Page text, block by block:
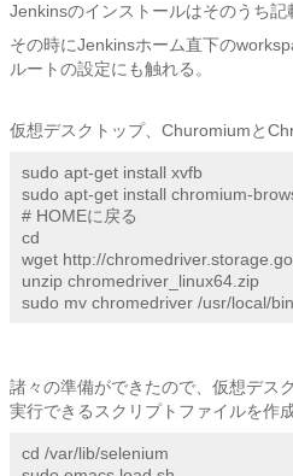
Jenkinsのインストールはそのうち記
その時にJenkinsホーム直下の
ルートの設定にも触れる。
仮想デスクトップ、Churomiumと
sudo apt-get install xvfb
sudo apt-get install chromium-
# HOMEに戻る
cd
wget http://
unzip chromedriver_linux64.zip
sudo mv chromedriver /usr/local/bin
諸々の準備ができたので、仮想デス
実行できるスクリプトファイルを作
cd /var/lib/selenium